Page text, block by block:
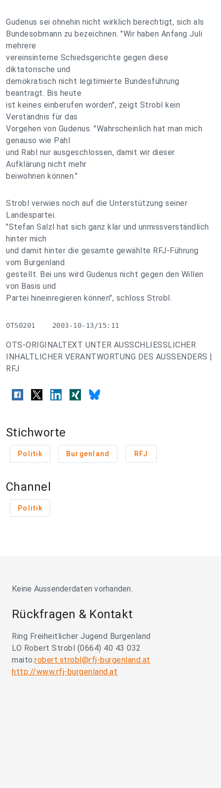
Gudenus sei ohnehin nicht wirklich berechtigt, sich als
Bundesobmann zu bezeichnen. "Wir haben Anfang Juli
mehrere
vereinsinterne Schiedsgerichte gegen diese
diktatorische und
demokratisch nicht legitimierte Bundesführung
beantragt. Bis heute
ist keines einberufen worden", zeigt Strobl kein
Verständnis für das
Vorgehen von Gudenus. "Wahrscheinlich hat man mich
genauso wie Pahl
und Rabl nur ausgeschlossen, damit wir dieser
Aufklärung nicht mehr
beiwohnen können."
Strobl verwies noch auf die Unterstützung seiner
Landespartei.
"Stefan Salzl hat sich ganz klar und unmissverständlich
hinter mich
und damit hinter die gesamte gewählte RFJ-Führung
vom Burgenland
gestellt. Bei uns wird Gudenus nicht gegen den Willen
von Basis und
Partei hineinregieren können", schloss Strobl.
OTS0201    2003-10-13/15:11
OTS-ORIGINALTEXT UNTER AUSSCHLIESSLICHER
INHALTLICHER VERANTWORTUNG DES AUSSENDERS |
RFJ
Stichworte
Politik Burgenland RFJ
Channel
Politik
Keine Aussenderdaten vorhanden.
Rückfragen & Kontakt
Ring Freiheitlicher Jugend Burgenland
LO Robert Strobl (0664) 40 43 032
maito:robert.strobl@rfj-burgenland.at
http://www.rfj-burgenland.at